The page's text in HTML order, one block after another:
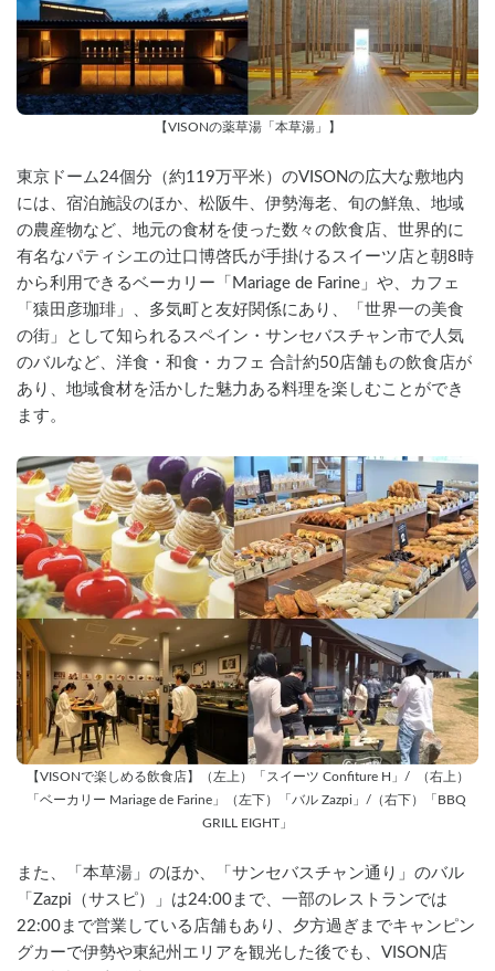
【VISONの薬草湯「本草湯」】
東京ドーム24個分（約119万平米）のVISONの広大な敷地内
には、宿泊施設のほか、松阪牛、伊勢海老、旬の鮮魚、地域
の農産物など、地元の食材を使った数々の飲食店、世界的に
有名なパティシエの辻口博啓氏が手掛けるスイーツ店と朝8時
から利用できるベーカリー「Mariage de Farine」や、カフェ
「猿田彦珈琲」、多気町と友好関係にあり、「世界一の美食
の街」として知られるスペイン・サンセバスチャン市で人気
のバルなど、洋食・和食・カフェ 合計約50店舗もの飲食店が
あり、地域食材を活かした魅力ある料理を楽しむことができ
ます。
【VISONで楽しめる飲食店】（左上）「スイーツ Confiture H」/  （右上）
「ベーカリー Mariage de Farine」（左下）「バル Zazpi」/（右下）「BBQ
GRILL EIGHT」
また、「本草湯」のほか、「サンセバスチャン通り」のバル
「Zazpi（サスピ）」は24:00まで、一部のレストランでは
22:00まで営業している店舗もあり、夕方過ぎまでキャンピン
グカーで伊勢や東紀州エリアを観光した後でも、VISON店